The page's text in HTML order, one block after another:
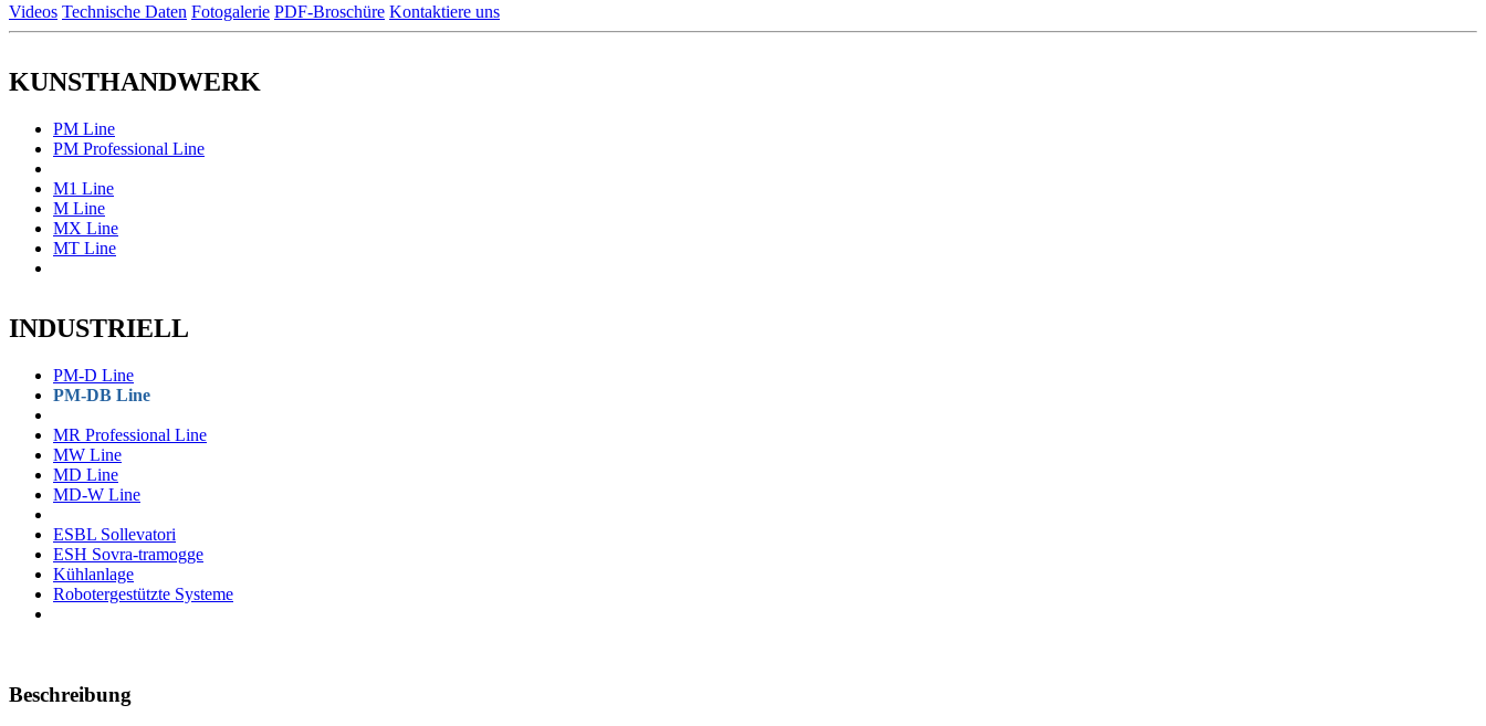
Videos Technische Daten Fotogalerie PDF-Broschüre Kontaktiere uns
KUNSTHANDWERK
PM Line
PM Professional Line
M1 Line
M Line
MX Line
MT Line
INDUSTRIELL
PM-D Line
PM-DB Line
MR Professional Line
MW Line
MD Line
MD-W Line
ESBL Sollevatori
ESH Sovra-tramogge
Kühlanlage
Robotergestützte Systeme
Beschreibung